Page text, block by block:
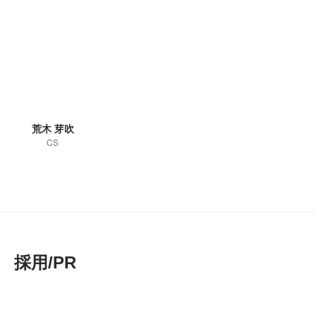
荒木 芽吹
CS
採用/PR